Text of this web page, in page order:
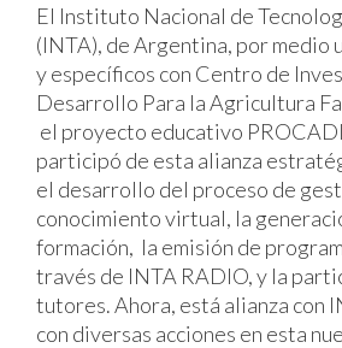
El Instituto Nacional de
(INTA), de Argentina, por medio
y específicos con Centro de
Desarrollo Para la Agricultura
el proyecto educativo
participó de esta alianza
el desarrollo del proceso de
conocimiento virtual, la
formación, la emisión de
través de INTA RADIO, y la
tutores. Ahora, está alianza con
con diversas acciones en esta